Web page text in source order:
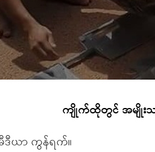
ကျိုက်ထိုတွင် အမျိုးသာ
ဒီယာ ကွန်ရက်။